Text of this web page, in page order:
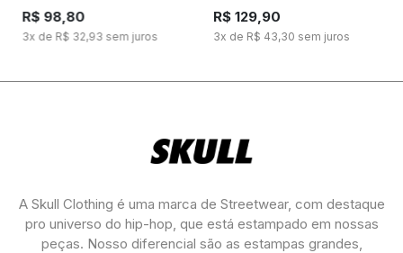
R$ 98,80
3x de R$ 32,93 sem juros
R$ 129,90
3x de R$ 43,30 sem juros
A Skull Clothing é uma marca de Streetwear, com destaque
pro universo do hip-hop, que está estampado em nossas
peças. Nosso diferencial são as estampas grandes,